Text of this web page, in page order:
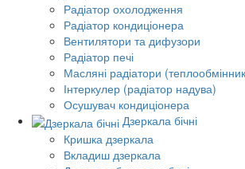
Радіатор охолодження
Радіатор кондиціонера
Вентилятори та дифузори
Радіатор печі
Масляні радіатори
Інтеркулер (радіатор надува)
Осушувач кондиціонера
Дзеркала бічні
Кришка дзеркала
Вкладиш дзеркала